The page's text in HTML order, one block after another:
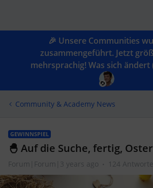
🎉 Unsere Communities
zusammengeführt. Jetzt
mehrsprachig! Was sich ändert
Community & Academy News
GEWINNSPIEL
🐣 Auf die Suche, fertig,
Forum|Forum|3 years ago 124